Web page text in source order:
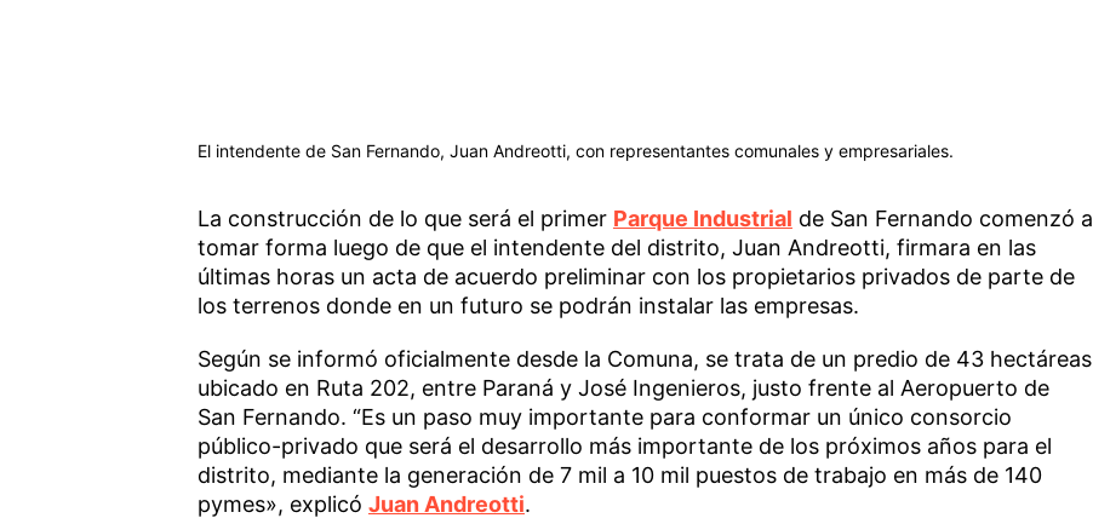
El intendente de San Fernando, Juan Andreotti, con representantes comunales y empresariales.
La construcción de lo que será el primer Parque Industrial de San Fernando comenzó a
tomar forma luego de que el intendente del distrito, Juan Andreotti, firmara en las
últimas horas un acta de acuerdo preliminar con los propietarios privados de parte de
los terrenos donde en un futuro se podrán instalar las empresas.
Según se informó oficialmente desde la Comuna, se trata de un predio de 43 hectáreas
ubicado en Ruta 202, entre Paraná y José Ingenieros, justo frente al Aeropuerto de
San Fernando. “Es un paso muy importante para conformar un único consorcio
público-privado que será el desarrollo más importante de los próximos años para el
distrito, mediante la generación de 7 mil a 10 mil puestos de trabajo en más de 140
pymes», explicó Juan Andreotti.